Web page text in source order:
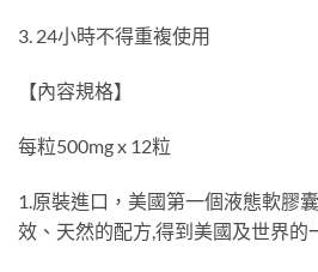
3. 24小時不得重複使用
【內容規格】
每粒500mg x 12粒
1.原裝進口，美國第一個液態軟膠
效、天然的配方,得到美國及世界的